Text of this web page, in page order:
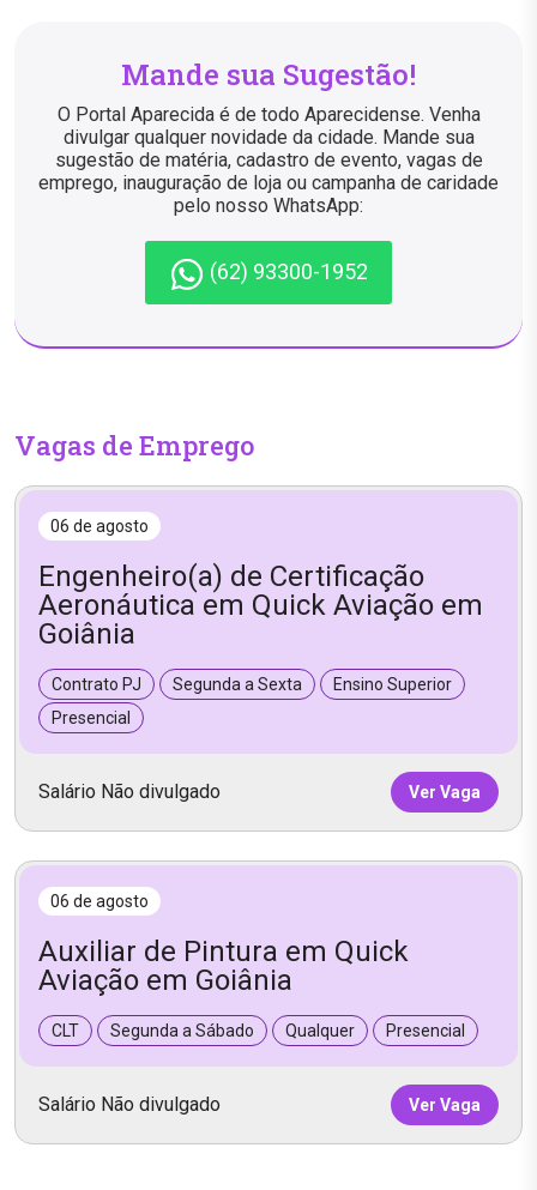
Mande sua Sugestão!
O Portal Aparecida é de todo Aparecidense. Venha
divulgar qualquer novidade da cidade. Mande sua
sugestão de matéria, cadastro de evento, vagas de
emprego, inauguração de loja ou campanha de caridade
pelo nosso WhatsApp:
(62) 93300-1952
Vagas de Emprego
06 de agosto
Engenheiro(a) de Certificação
Aeronáutica em Quick Aviação em
Goiânia
Contrato PJ Segunda a Sexta
Ensino Superior
Presencial
Salário Não divulgado Ver Vaga
06 de agosto
Auxiliar de Pintura em Quick
Aviação em Goiânia
CLT Segunda a Sábado Qualquer Presencial
Salário Não divulgado Ver Vaga